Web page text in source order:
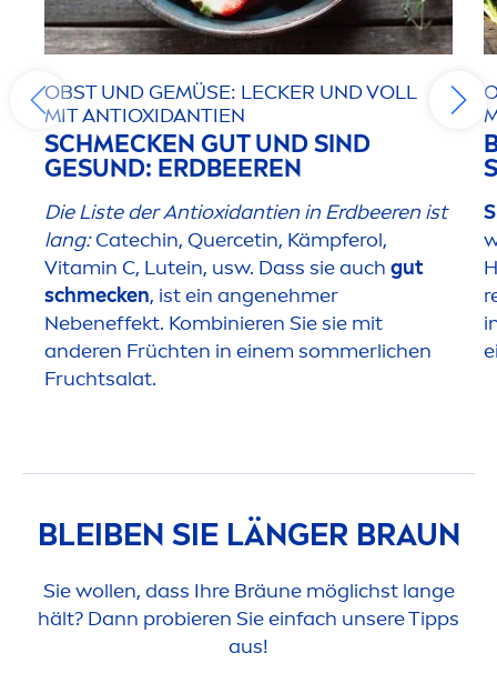
OBST UND GEMÜSE: LECKER UND VOLL
MIT ANTIOXIDANTIEN
SCHMECKEN GUT UND SIND
GESUND: ERDBEEREN
Die Liste der Antioxidantien in Erdbeeren ist
lang:Catechin, Quercetin, Kämpferol,
Vitamin C, Lutein, usw. Dass sie auch gut
schmecken, ist ein angenehmer
Nebeneffekt. Kombinieren Sie sie mit
anderen Früchten in einem sommerlichen
Fruchtsalat.
BLEIBEN SIE LÄNGER BRAUN
Sie wollen, dass Ihre Bräune möglichst lange
hält? Dann probieren Sie einfach unsere Tipps
aus!